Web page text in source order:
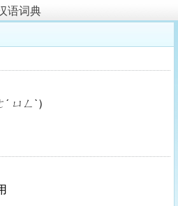
语词典
ㄩㄥˋ）